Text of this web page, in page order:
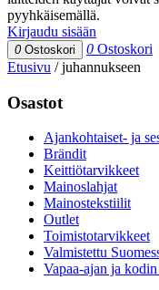
pyyhkäisemällä.
Kirjaudu sisään
0 Ostoskori 0 Ostoskori
Etusivu /juhannukseen
Osastot
Ajankohtaiset- ja
Brändit
Keittiötarvikkeet
Mainoslahjat
Mainostekstiilit
Outlet
Toimistotarvikkeet
Valmistettu
Vapaa-ajan ja